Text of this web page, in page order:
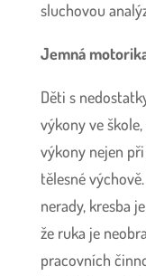
sluchovou
Jemná
Děti s
výkony ve
výkony nejen
tělesné
nerady, kresba
že ruka je
pracovních